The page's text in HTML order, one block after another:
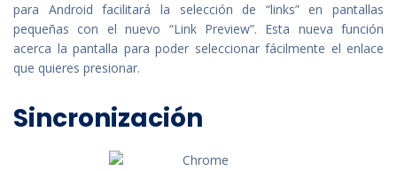
para Android facilitará la selección de “links” en pantallas
pequeñas con el nuevo “Link Preview”. Esta nueva función
acerca la pantalla para poder seleccionar fácilmente el enlace
que quieres presionar.
Sincronización